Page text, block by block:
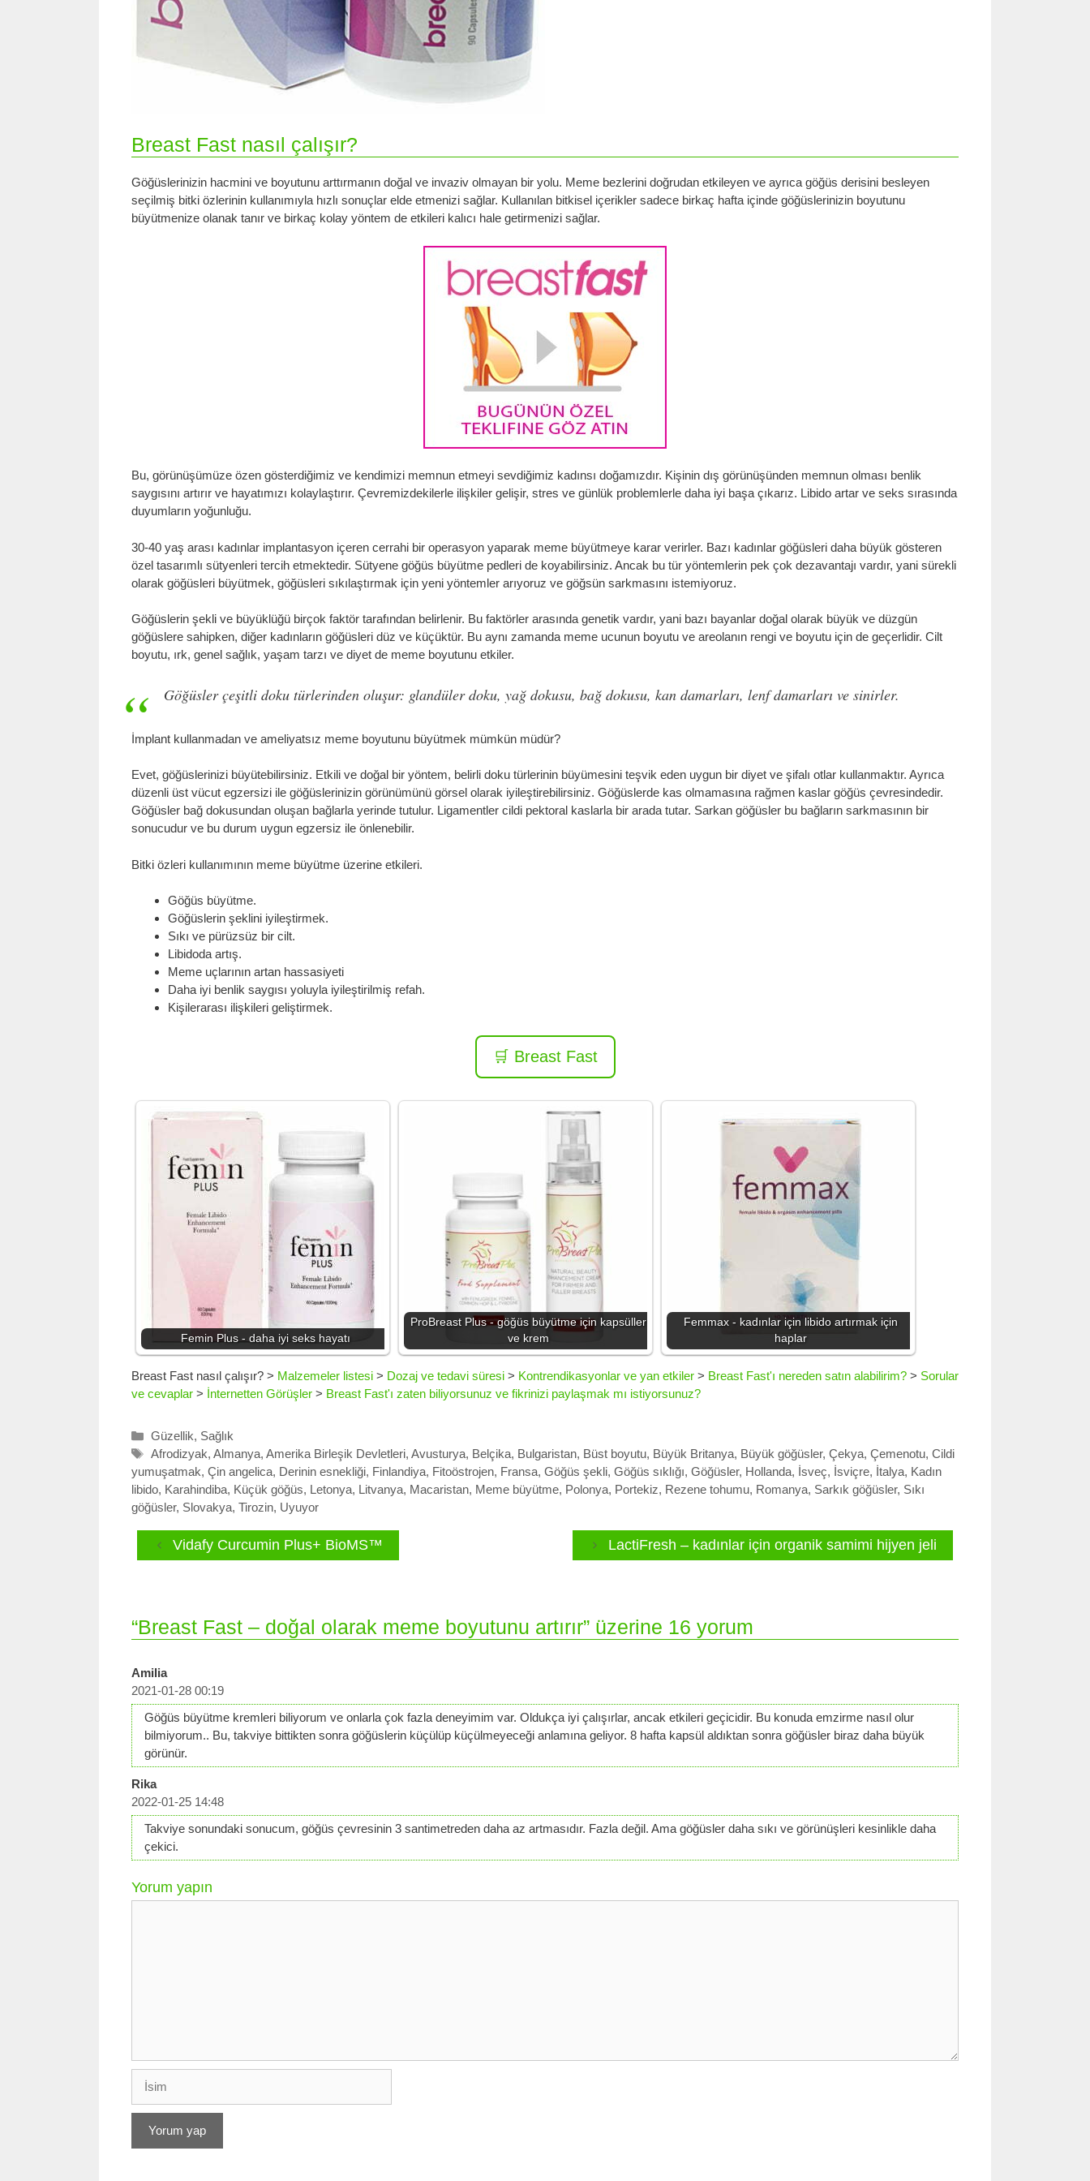
Breast Fast nasıl çalışır?
Göğüslerinizin hacmini ve boyutunu arttırmanın doğal ve invaziv olmayan bir yolu. Meme bezlerini doğrudan etkileyen ve ayrıca göğüs derisini besleyen
seçilmiş bitki özlerinin kullanımıyla hızlı sonuçlar elde etmenizi sağlar. Kullanılan bitkisel içerikler sadece birkaç hafta içinde göğüslerinizin boyutunu
büyütmenize olanak tanır ve birkaç kolay yöntem de etkileri kalıcı hale getirmenizi sağlar.
Bu, görünüşümüze özen gösterdiğimiz ve kendimizi memnun etmeyi sevdiğimiz kadınsı doğamızdır. Kişinin dış görünüşünden memnun olması benlik
saygısını artırır ve hayatımızı kolaylaştırır. Çevremizdekilerle ilişkiler gelişir, stres ve günlük problemlerle daha iyi başa çıkarız. Libido artar ve seks sırasında
duyumların yoğunluğu.
30-40 yaş arası kadınlar implantasyon içeren cerrahi bir operasyon yaparak meme büyütmeye karar verirler. Bazı kadınlar göğüsleri daha büyük gösteren
özel tasarımlı sütyenleri tercih etmektedir. Sütyene göğüs büyütme pedleri de koyabilirsiniz. Ancak bu tür yöntemlerin pek çok dezavantajı vardır, yani sürekli
olarak göğüsleri büyütmek, göğüsleri sıkılaştırmak için yeni yöntemler arıyoruz ve göğsün sarkmasını istemiyoruz.
Göğüslerin şekli ve büyüklüğü birçok faktör tarafından belirlenir. Bu faktörler arasında genetik vardır, yani bazı bayanlar doğal olarak büyük ve düzgün
göğüslere sahipken, diğer kadınların göğüsleri düz ve küçüktür. Bu aynı zamanda meme ucunun boyutu ve areolanın rengi ve boyutu için de geçerlidir. Cilt
boyutu, ırk, genel sağlık, yaşam tarzı ve diyet de meme boyutunu etkiler.
Göğüsler çeşitli doku türlerinden oluşur: glandüler doku, yağ dokusu, bağ dokusu, kan damarları, lenf damarları ve sinirler.
İmplant kullanmadan ve ameliyatsız meme boyutunu büyütmek mümkün müdür?
Evet, göğüslerinizi büyütebilirsiniz. Etkili ve doğal bir yöntem, belirli doku türlerinin büyümesini teşvik eden uygun bir diyet ve şifalı otlar kullanmaktır. Ayrıca
düzenli üst vücut egzersizi ile göğüslerinizin görünümünü görsel olarak iyileştirebilirsiniz. Göğüslerde kas olmamasına rağmen kaslar göğüs çevresindedir.
Göğüsler bağ dokusundan oluşan bağlarla yerinde tutulur. Ligamentler cildi pektoral kaslarla bir arada tutar. Sarkan göğüsler bu bağların sarkmasının bir
sonucudur ve bu durum uygun egzersiz ile önlenebilir.
Bitki özleri kullanımının meme büyütme üzerine etkileri.
Göğüs büyütme.
Göğüslerin şeklini iyileştirmek.
Sıkı ve pürüzsüz bir cilt.
Libidoda artış.
Meme uçlarının artan hassasiyeti
Daha iyi benlik saygısı yoluyla iyileştirilmiş refah.
Kişilerarası ilişkileri geliştirmek.
🛒 Breast Fast
Femin Plus - daha iyi seks hayatı
ProBreast Plus - göğüs büyütme için kapsüller
ve krem
Femmax - kadınlar için libido artırmak için
haplar
Breast Fast nasıl çalışır? > Malzemeler listesi > Dozaj ve tedavi süresi > Kontrendikasyonlar ve yan etkiler > Breast Fast'ı nereden satın alabilirim? > Sorular
ve cevaplar > İnternetten Görüşler > Breast Fast'ı zaten biliyorsunuz ve fikrinizi paylaşmak mı istiyorsunuz?
Kategoriler
Güzellik, Sağlık
Etiketler
Afrodizyak, Almanya, Amerika Birleşik Devletleri, Avusturya, Belçika, Bulgaristan, Büst boyutu, Büyük Britanya, Büyük göğüsler, Çekya, Çemenotu, Cildi
yumuşatmak, Çin angelica, Derinin esnekliği, Finlandiya, Fitoöstrojen, Fransa, Göğüs şekli, Göğüs sıklığı, Göğüsler, Hollanda, İsveç, İsviçre, İtalya, Kadın
libido, Karahindiba, Küçük göğüs, Letonya, Litvanya, Macaristan, Meme büyütme, Polonya, Portekiz, Rezene tohumu, Romanya, Sarkık göğüsler, Sıkı
göğüsler, Slovakya, Tirozin, Uyuyor
Vidafy Curcumin Plus+ BioMS™ LactiFresh – kadınlar için organik samimi hijyen jeli
“Breast Fast – doğal olarak meme boyutunu artırır” üzerine 16 yorum
Amilia
2021-01-28 00:19
Göğüs büyütme kremleri biliyorum ve onlarla çok fazla deneyimim var. Oldukça iyi çalışırlar, ancak etkileri geçicidir. Bu konuda emzirme nasıl olur
bilmiyorum.. Bu, takviye bittikten sonra göğüslerin küçülüp küçülmeyeceği anlamına geliyor. 8 hafta kapsül aldıktan sonra göğüsler biraz daha büyük
görünür.
Rika
2022-01-25 14:48
Takviye sonundaki sonucum, göğüs çevresinin 3 santimetreden daha az artmasıdır. Fazla değil. Ama göğüsler daha sıkı ve görünüşleri kesinlikle daha
çekici.
Yorum yapın
İsim